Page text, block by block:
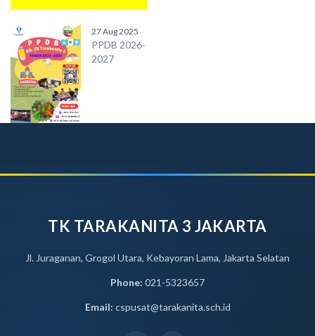
27 Aug 2025
PPDB 2026-
2027
TK TARAKANITA 3 JAKARTA
Jl. Juraganan, Grogol Utara, Kebayoran Lama, Jakarta Selatan
Phone: 021-5323657
Email: cspusat@tarakanita.sch.id